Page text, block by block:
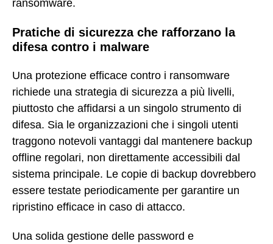
ransomware.
Pratiche di sicurezza che rafforzano la
difesa contro i malware
Una protezione efficace contro i ransomware
richiede una strategia di sicurezza a più livelli,
piuttosto che affidarsi a un singolo strumento di
difesa. Sia le organizzazioni che i singoli utenti
traggono notevoli vantaggi dal mantenere backup
offline regolari, non direttamente accessibili dal
sistema principale. Le copie di backup dovrebbero
essere testate periodicamente per garantire un
ripristino efficace in caso di attacco.
Una solida gestione delle password e